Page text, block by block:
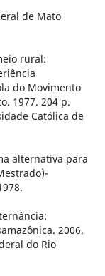
de Mato
rural:
do Movimento
1977. 204 p.
Católica de
alternativa para
2006.
do Rio